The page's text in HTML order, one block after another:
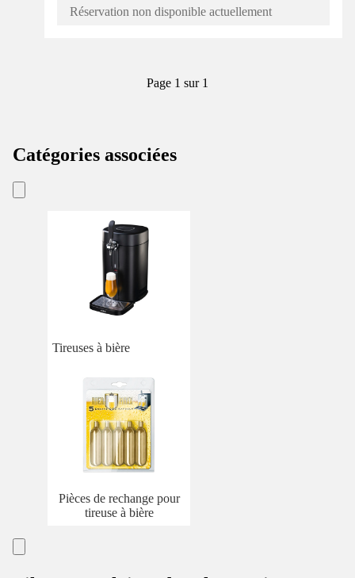
Réservation non disponible actuellement
Page 1 sur 1
Catégories associées
Tireuses à bière
Pièces de rechange pour
tireuse à bière